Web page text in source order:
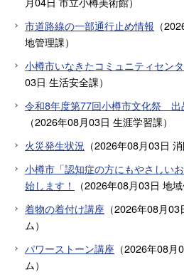
市道路線の一部通行止め情報 （
地管理課）
小樽市いなきたコミュニティセン
03日 生活安全課）
令和8年度第77回小樽市文化祭 出
（2026年08月03日 生涯学習課）
火災発生状況 （2026年08月03日
小樽市「認知症の方にもやさしい
始します！
（2026年08月03日 地
着物の着付け講座 （2026年08月03
ム）
パワーストーン講座 （2026年08月
ム）